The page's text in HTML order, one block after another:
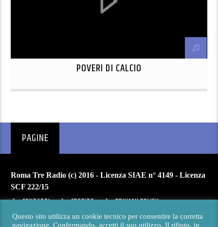
POVERI DI CALCIO
PAGINE
Roma Tre Radio (c) 2016 - Licenza SIAE n° 4149 - Licenza
SCF 222/15
CONTATTI CREDITS PRIVACY POLICY
Questo sito utilizza un cookie tecnico per consentire la corretta
navigazione. Confermando, accetti il suo utilizzo. Il rifiuto, in